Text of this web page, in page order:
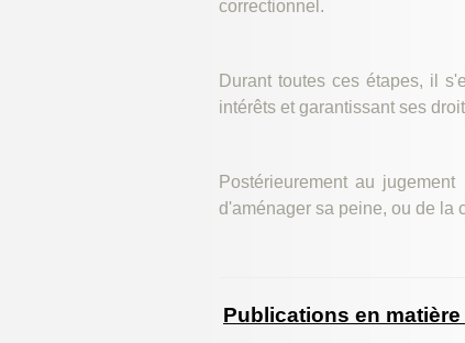
correctionnel.
Durant toutes ces étapes, il
intérêts et garantissant ses
Postérieurement au
d'aménager sa peine, ou de la
Publications en matière